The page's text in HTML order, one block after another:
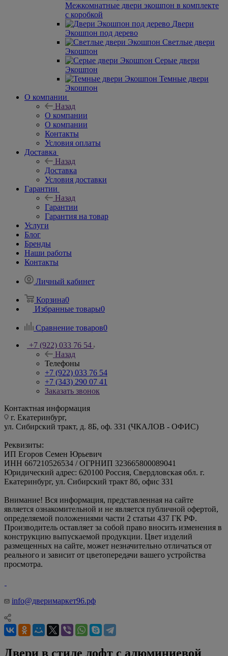
Межкомнатные двери экошпон в комплекте
с коробкой
Двери
Экошпон под дерево
Светлые двери
Экошпон
Серые двери
Экошпон
Темные двери
Экошпон
О компании
Назад
О компании
О компании
Контакты
Условия оплаты
Доставка
Назад
Доставка
Условия доставки
Гарантии
Назад
Гарантии
Гарантия на товар
Услуги
Блог
Бренды
Наши работы
Контакты
Личный кабинет
Корзина0
Избранные товары0
Сравнение товаров0
+7 (922) 033 76 54
Назад
Телефоны
+7 (922) 033 76 54
+7 (343) 290 07 41
Заказать звонок
Контактная информация
г. Екатеринбург,
ул. Сибирский тракт, д. 8Б, оф. 331 (ЧКАЛОВ - ОФИС)
Реквизиты:
ИП Егоров Семен Юрьевич
ИНН 667210526534 / ОГРНИП 323665800089041
Юридический адрес: 620100 Россия, Свердловская обл. г.
Екатеринбург, ул. Сибирский тракт 8б, офис 331
Внимание! Вся информация, представленная на сайте
является ознакомительной и не является публичной офертой,
определяемой положениями части 2 статьи 437 ГК РФ.
Производитель оставляет за собой право вносить изменения в
конструкцию выпускаемой продукции. Цвет изделий
размещенных на сайте, может незначительно отличаться от
реального и зависит от цветопередачи вашего устройства
просмотра.
info@дверимаркет96.рф
Двери в стиле лофт с алюминиевой